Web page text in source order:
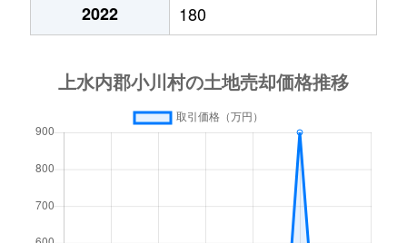
2022
180